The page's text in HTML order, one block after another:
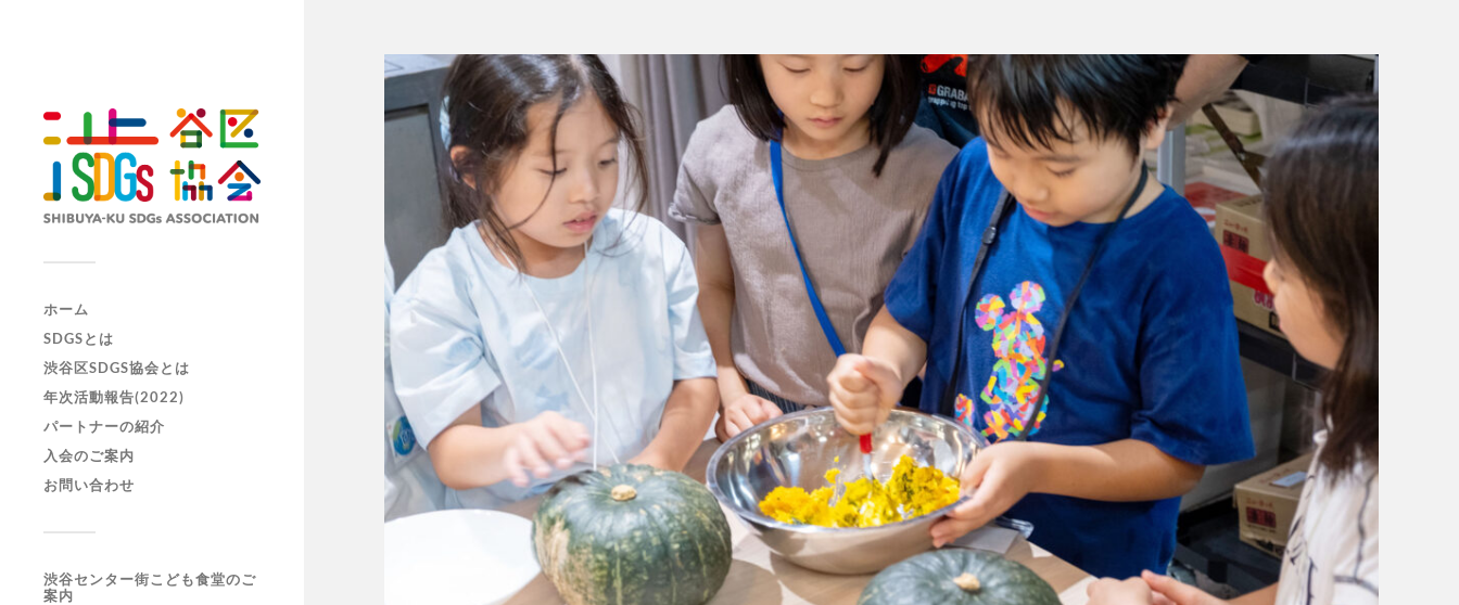
ホーム
SDGSとは
渋谷区SDGS協会とは
年次活動報告(2022)
パートナーの紹介
入会のご案内
お問い合わせ
渋谷センター街こども食堂のご
案内